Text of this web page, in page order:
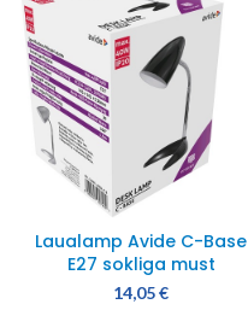
Laualamp Avide C-Base
E27 sokliga must
14,05€